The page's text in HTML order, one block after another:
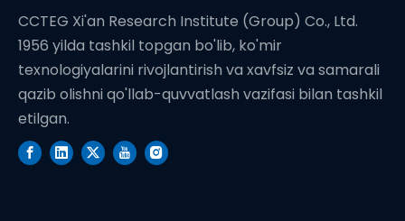
CCTEG Xi'an Research Institute (Group) Co., Ltd.
1956 yilda tashkil topgan bo'lib, ko'mir
texnologiyalarini rivojlantirish va xavfsiz va samarali
qazib olishni qo'llab-quvvatlash vazifasi bilan tashkil
etilgan.